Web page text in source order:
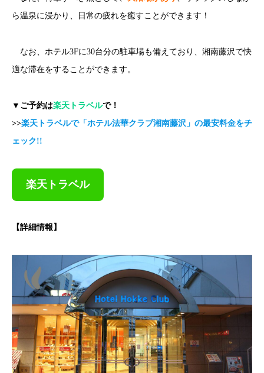
ら温泉に浸かり、日常の疲れを癒すことができます！
なお、ホテル3Fに30台分の駐車場も備えており、湘南藤沢で快
適な滞在をすることができます。
▼ご予約は楽天トラベルで！
>>楽天トラベルで「ホテル法華クラブ湘南藤沢」の最安料金をチ
ェック!!
楽天トラベル
【詳細情報】